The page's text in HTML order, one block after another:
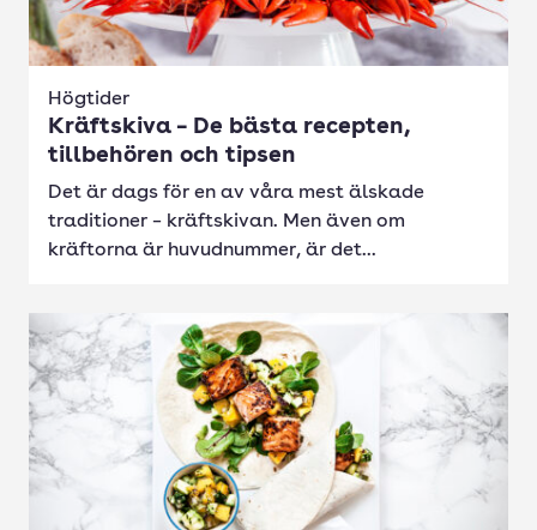
Högtider
Kräftskiva – De bästa recepten,
tillbehören och tipsen
Det är dags för en av våra mest älskade
traditioner – kräftskivan. Men även om
kräftorna är huvudnummer, är det...